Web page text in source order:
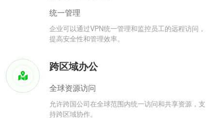
统一管理
企业可以通过VPN统一管理和监控员工的远程访问，
提高安全性和管理效率。
跨区域办公
全球资源访问
允许跨国公司在全球范围内统一访问和共享资源，支
持跨区域协作。